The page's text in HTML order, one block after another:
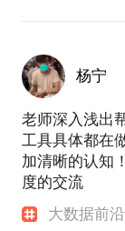
杨宁
老师深入浅出
工具具体都在
加清晰的认知
度的交流
大数据前